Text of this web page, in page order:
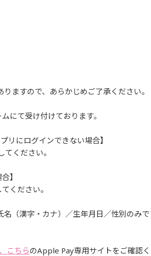
ますので、あらかじめご了承ください。
にて受け付けております。
リにログインできない場合】
てください。
】
ください。
（漢字・カナ）／生年月日／性別のみ
こちらのApple Pay専用サイトをご確認く